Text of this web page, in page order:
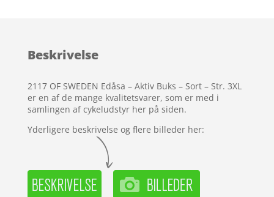
på
mmelser
Beskrivelse
2117 OF SWEDEN Edåsa – Aktiv Buks – Sort – Str. 3XL
er en af de mange kvalitetsvarer, som er med i
samlingen af cykeludstyr her på siden.
Yderligere beskrivelse og flere billeder her: